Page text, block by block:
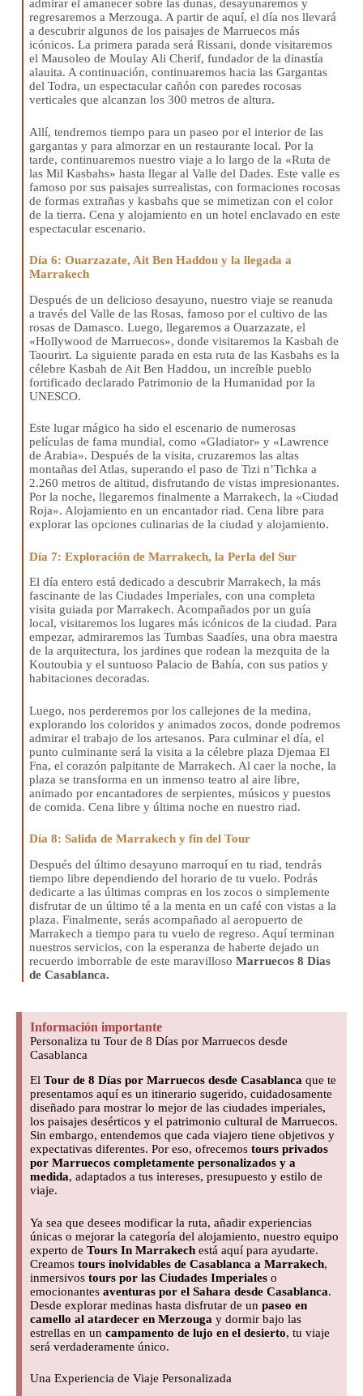
admirar el amanecer sobre las dunas, desayunaremos y
regresaremos a Merzouga. A partir de aquí, el día nos llevará
a descubrir algunos de los paisajes de Marruecos más
icónicos. La primera parada será Rissani, donde visitaremos
el Mausoleo de Moulay Ali Cherif, fundador de la dinastía
alauita. A continuación, continuaremos hacia las Gargantas
del Todra, un espectacular cañón con paredes rocosas
verticales que alcanzan los 300 metros de altura.
Allí, tendremos tiempo para un paseo por el interior de las
gargantas y para almorzar en un restaurante local. Por la
tarde, continuaremos nuestro viaje a lo largo de la «Ruta de
las Mil Kasbahs» hasta llegar al Valle del Dades. Este valle es
famoso por sus paisajes surrealistas, con formaciones rocosas
de formas extrañas y kasbahs que se mimetizan con el color
de la tierra. Cena y alojamiento en un hotel enclavado en este
espectacular escenario.
Día 6: Ouarzazate, Ait Ben Haddou y la llegada a
Marrakech
Después de un delicioso desayuno, nuestro viaje se reanuda
a través del Valle de las Rosas, famoso por el cultivo de las
rosas de Damasco. Luego, llegaremos a Ouarzazate, el
«Hollywood de Marruecos», donde visitaremos la Kasbah de
Taourirt. La siguiente parada en esta ruta de las Kasbahs es la
célebre Kasbah de Ait Ben Haddou, un increíble pueblo
fortificado declarado Patrimonio de la Humanidad por la
UNESCO.
Este lugar mágico ha sido el escenario de numerosas
películas de fama mundial, como «Gladiator» y «Lawrence
de Arabia». Después de la visita, cruzaremos las altas
montañas del Atlas, superando el paso de Tizi n’Tichka a
2.260 metros de altitud, disfrutando de vistas impresionantes.
Por la noche, llegaremos finalmente a Marrakech, la «Ciudad
Roja». Alojamiento en un encantador riad. Cena libre para
explorar las opciones culinarias de la ciudad y alojamiento.
Día 7: Exploración de Marrakech, la Perla del Sur
El día entero está dedicado a descubrir Marrakech, la más
fascinante de las Ciudades Imperiales, con una completa
visita guiada por Marrakech. Acompañados por un guía
local, visitaremos los lugares más icónicos de la ciudad. Para
empezar, admiraremos las Tumbas Saadíes, una obra maestra
de la arquitectura, los jardines que rodean la mezquita de la
Koutoubia y el suntuoso Palacio de Bahía, con sus patios y
habitaciones decoradas.
Luego, nos perderemos por los callejones de la medina,
explorando los coloridos y animados zocos, donde podremos
admirar el trabajo de los artesanos. Para culminar el día, el
punto culminante será la visita a la célebre plaza Djemaa El
Fna, el corazón palpitante de Marrakech. Al caer la noche, la
plaza se transforma en un inmenso teatro al aire libre,
animado por encantadores de serpientes, músicos y puestos
de comida. Cena libre y última noche en nuestro riad.
Día 8: Salida de Marrakech y fin del Tour
Después del último desayuno marroquí en tu riad, tendrás
tiempo libre dependiendo del horario de tu vuelo. Podrás
dedicarte a las últimas compras en los zocos o simplemente
disfrutar de un último té a la menta en un café con vistas a la
plaza. Finalmente, serás acompañado al aeropuerto de
Marrakech a tiempo para tu vuelo de regreso. Aquí terminan
nuestros servicios, con la esperanza de haberte dejado un
recuerdo imborrable de este maravilloso Marruecos 8 Dias
de Casablanca.
Información importante
Personaliza tu Tour de 8 Días por Marruecos desde
Casablanca
El Tour de 8 Días por Marruecos desde Casablanca que te
presentamos aquí es un itinerario sugerido, cuidadosamente
diseñado para mostrar lo mejor de las ciudades imperiales,
los paisajes desérticos y el patrimonio cultural de Marruecos.
Sin embargo, entendemos que cada viajero tiene objetivos y
expectativas diferentes. Por eso, ofrecemos tours privados
por Marruecos completamente personalizados y a
medida, adaptados a tus intereses, presupuesto y estilo de
viaje.
Ya sea que desees modificar la ruta, añadir experiencias
únicas o mejorar la categoría del alojamiento, nuestro equipo
experto de Tours In Marrakech está aquí para ayudarte.
Creamos tours inolvidables de Casablanca a Marrakech,
inmersivos tours por las Ciudades Imperiales o
emocionantes aventuras por el Sahara desde Casablanca.
Desde explorar medinas hasta disfrutar de un paseo en
camello al atardecer en Merzouga y dormir bajo las
estrellas en un campamento de lujo en el desierto, tu viaje
será verdaderamente único.
Una Experiencia de Viaje Personalizada